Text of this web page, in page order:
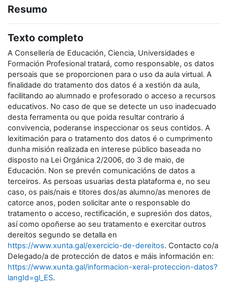
Resumo
Texto completo
A Consellería de Educación, Ciencia, Universidades e
Formación Profesional tratará, como responsable, os datos
persoais que se proporcionen para o uso da aula virtual. A
finalidade do tratamento dos datos é a xestión da aula,
facilitando ao alumnado e profesorado o acceso a recursos
educativos. No caso de que se detecte un uso inadecuado
desta ferramenta ou que poida resultar contrario á
convivencia, poderanse inspeccionar os seus contidos. A
lexitimación para o tratamento dos datos é o cumprimento
dunha misión realizada en interese público baseada no
disposto na Lei Orgánica 2/2006, do 3 de maio, de
Educación. Non se prevén comunicacións de datos a
terceiros. As persoas usuarias desta plataforma e, no seu
caso, os pais/nais e titores dos/as alumno/as menores de
catorce anos, poden solicitar ante o responsable do
tratamento o acceso, rectificación, e supresión dos datos,
así como opoñerse ao seu tratamento e exercitar outros
dereitos segundo se detalla en
https://www.xunta.gal/exercicio-de-dereitos. Contacto co/a
Delegado/a de protección de datos e máis información en:
https://www.xunta.gal/informacion-xeral-proteccion-datos?
langId=gl_ES.